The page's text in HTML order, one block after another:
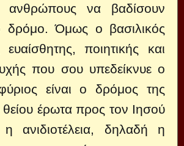
ανθρώπους να βαδίσουν
δρόμο. Όμως ο βασιλικός
ποιητικής και
που σου υπεδείκνυε ο
είναι ο δρόμος της
έρωτα προς τον Ιησού
ανιδιοτέλεια, δηλαδή η